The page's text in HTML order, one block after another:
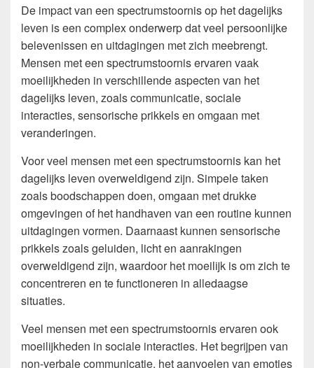
De impact van een spectrumstoornis op het dagelijks
leven is een complex onderwerp dat veel persoonlijke
belevenissen en uitdagingen met zich meebrengt.
Mensen met een spectrumstoornis ervaren vaak
moeilijkheden in verschillende aspecten van het
dagelijks leven, zoals communicatie, sociale
interacties, sensorische prikkels en omgaan met
veranderingen.
Voor veel mensen met een spectrumstoornis kan het
dagelijks leven overweldigend zijn. Simpele taken
zoals boodschappen doen, omgaan met drukke
omgevingen of het handhaven van een routine kunnen
uitdagingen vormen. Daarnaast kunnen sensorische
prikkels zoals geluiden, licht en aanrakingen
overweldigend zijn, waardoor het moeilijk is om zich te
concentreren en te functioneren in alledaagse
situaties.
Veel mensen met een spectrumstoornis ervaren ook
moeilijkheden in sociale interacties. Het begrijpen van
non-verbale communicatie, het aanvoelen van emoties